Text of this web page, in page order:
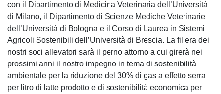
con il Dipartimento di Medicina Veterinaria dell’Università
di Milano, il Dipartimento di Scienze Mediche Veterinarie
dell’Università di Bologna e il Corso di Laurea in Sistemi
Agricoli Sostenibili dell’Università di Brescia. La filiera dei
nostri soci allevatori sarà il perno attorno a cui girerà nei
prossimi anni il nostro impegno in tema di sostenibilità
ambientale per la riduzione del 30% di gas a effetto serra
per litro di latte prodotto e di sostenibilità economica per